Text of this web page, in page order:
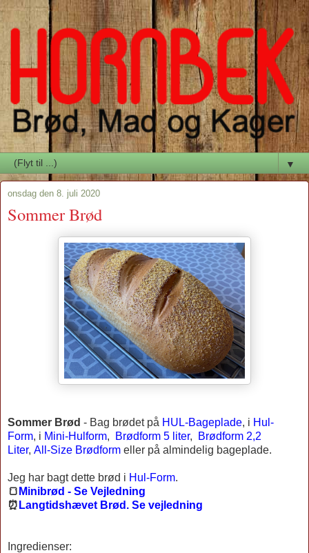
▼
onsdag den 8. juli 2020
Sommer Brød
Sommer Brød - Bag brødet på HUL-Bageplade, i Hul-
Form, i Mini-Hulform, Brødform 5 liter,
Brødform 2,2
Liter, All-Size Brødform eller på almindelig bageplade.
Jeg har bagt dette brød i Hul-Form.
🍞 Minibrød - Se Vejledning
⏰ Langtidshævet Brød. Se vejledning
Ingredienser: